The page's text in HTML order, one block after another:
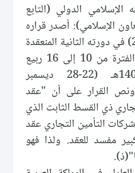
الإسلامي الدولي (التابع
الإسلامي): أصدر قراره
رقم 9 (2/9) في دورته الثانية المنعقدة
بجدة في الفترة من 10 إلى 16 ربيع
الآخر 1406هـ (22-28 ديسمبر
ونص القرار على أن "عقد
ذي القسط الثابت الذي
التأمين التجاري عقد
مفسد للعقد. ولذا فهو